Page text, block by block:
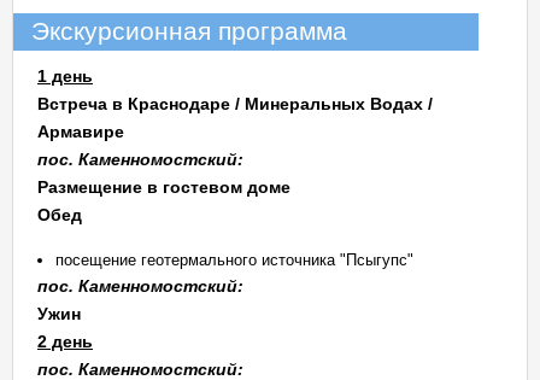
Экскурсионная программа
1 день
Встреча в Краснодаре / Минеральных Водах /
Армавире
пос. Каменномостский:
Размещение в гостевом доме
Обед
посещение геотермального источника "Псыгупс"
пос. Каменномостский:
Ужин
2 день
пос. Каменномостский: